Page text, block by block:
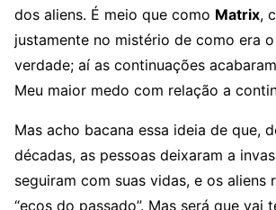
dos aliens. É meio que como Matrix,
justamente no mistério de como era
verdade; aí as continuações
Meu maior medo com relação a
Mas acho bacana essa ideia de que,
décadas, as pessoas deixaram a
seguiram com suas vidas, e os aliens
“ecos do passado”. Mas será que vai